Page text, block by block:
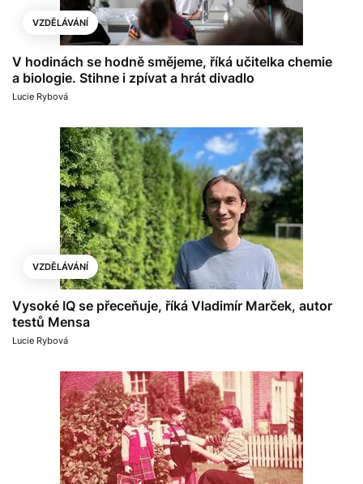
VZDĚLÁVÁNÍ
V hodinách se hodně smějeme, říká učitelka chemie
a biologie. Stihne i zpívat a hrát divadlo
Lucie Rybová
VZDĚLÁVÁNÍ
Vysoké IQ se přeceňuje, říká Vladimír Marček, autor
testů Mensa
Lucie Rybová